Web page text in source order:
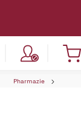
Pharmazie